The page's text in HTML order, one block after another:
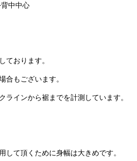
中中心
ております。
合もございます。
ラインから裾までを計測しています。
して頂くために身幅は大きめです。